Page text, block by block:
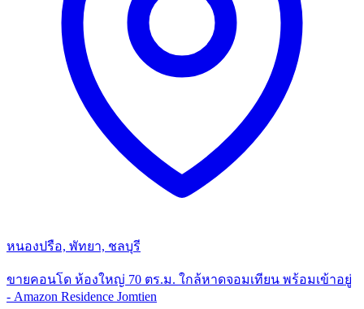
หนองปรือ, พัทยา, ชลบุรี
ขายคอนโด ห้องใหญ่ 70 ตร.ม. ใกล้หาดจอมเทียน พร้อมเข้าอยู่
- Amazon Residence Jomtien